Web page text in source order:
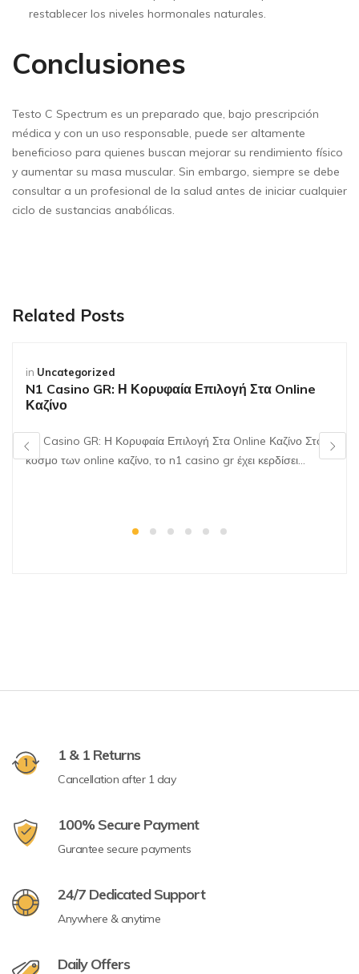
restablecer los niveles hormonales naturales.
Conclusiones
Testo C Spectrum es un preparado que, bajo prescripción
médica y con un uso responsable, puede ser altamente
beneficioso para quienes buscan mejorar su rendimiento físico
y aumentar su masa muscular. Sin embargo, siempre se debe
consultar a un profesional de la salud antes de iniciar cualquier
ciclo de sustancias anabólicas.
Related Posts
in Uncategorized
N1 Casino GR: Η Κορυφαία Επιλογή Στα Online
Καζίνο
N1 Casino GR: Η Κορυφαία Επιλογή Στα Online Καζίνο Στον
κόσμο των online καζίνο, το n1 casino gr έχει κερδίσει…
1 & 1 Returns
Cancellation after 1 day
100% Secure Payment
Gurantee secure payments
24/7 Dedicated Support
Anywhere & anytime
Daily Offers